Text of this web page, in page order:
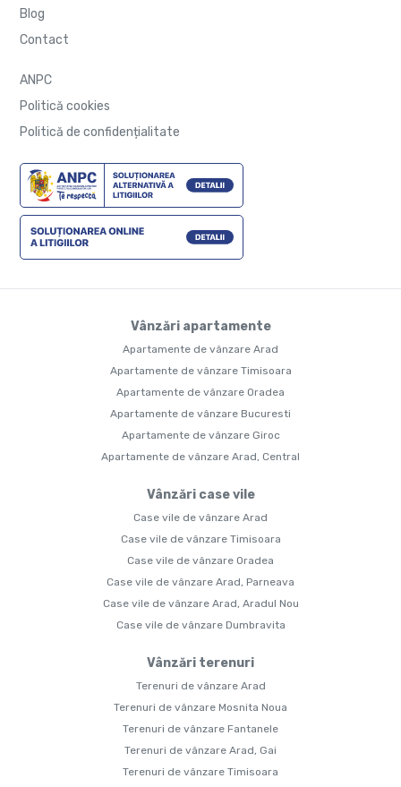
Blog
Contact
ANPC
Politică cookies
Politică de confidențialitate
Vânzări apartamente
Apartamente de vânzare Arad
Apartamente de vânzare Timisoara
Apartamente de vânzare Oradea
Apartamente de vânzare Bucuresti
Apartamente de vânzare Giroc
Apartamente de vânzare Arad, Central
Vânzări case vile
Case vile de vânzare Arad
Case vile de vânzare Timisoara
Case vile de vânzare Oradea
Case vile de vânzare Arad, Parneava
Case vile de vânzare Arad, Aradul Nou
Case vile de vânzare Dumbravita
Vânzări terenuri
Terenuri de vânzare Arad
Terenuri de vânzare Mosnita Noua
Terenuri de vânzare Fantanele
Terenuri de vânzare Arad, Gai
Terenuri de vânzare Timisoara